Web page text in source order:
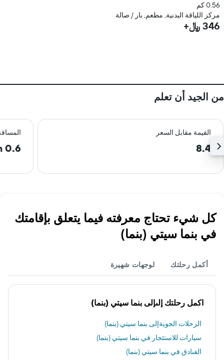
0.56 كم
مركز اللياقة البدنية, مطعم, بار / صالة
346 ﷼+
من الجيد أن تعلم
القيمة مقابل السعر
8.4
0.6 km
كل شيء تحتاج معرفته فيما يتعلق بإقامتك
في بنما سيتي (بنما)
أكمل رحلتك لوجهات شهيرة
اكمل رحلتك إلىإلى بنما سيتي (بنما)
الرحلات الجويةإلى بنما سيتي (بنما)
سيارات للاستئجار في بنما سيتي (بنما)
الفنادق في بنما سيتي (بنما)